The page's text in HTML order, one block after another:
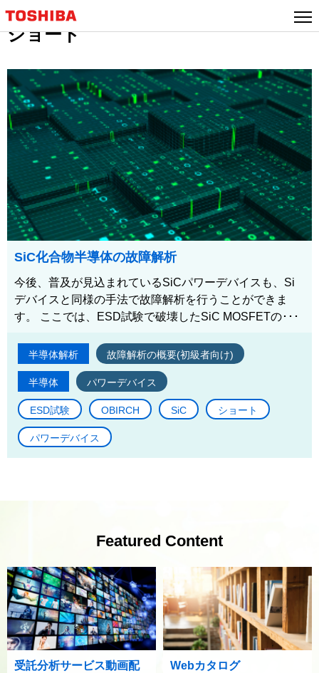
ショート
SiC化合物半導体の故障解析
今後、普及が見込まれているSiCパワーデバイスも、Si
デバイスと同様の手法で故障解析を行うことができま
す。 ここでは、ESD試験で破壊したSiC MOSFETの･･･
半導体解析 故障解析の概要(初級者向け)
半導体 パワーデバイス
ESD試験 OBIRCH SiC ショート
パワーデバイス
Featured Content
受託分析サービス動画配
Webカタログ